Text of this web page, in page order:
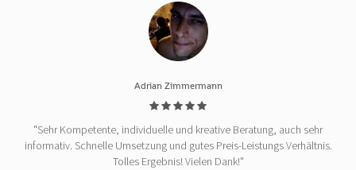
Adrian Zimmermann
"Sehr Kompetente, individuelle und kreative Beratung, auch sehr
informativ. Schnelle Umsetzung und gutes Preis-Leistungs Verhältnis.
Tolles Ergebnis! Vielen Dank!"